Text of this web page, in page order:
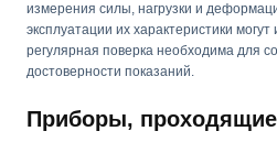
измерения силы, нагрузки и
эксплуатации их характеристики
регулярная поверка необходима для
достоверности показаний.
Приборы, проходящие